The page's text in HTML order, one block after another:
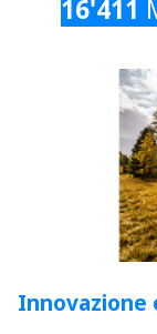
16'411
Innovazione